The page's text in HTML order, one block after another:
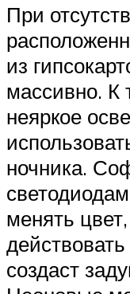
При
из
массивно. К
неяркое
ночника.
менять
создаст